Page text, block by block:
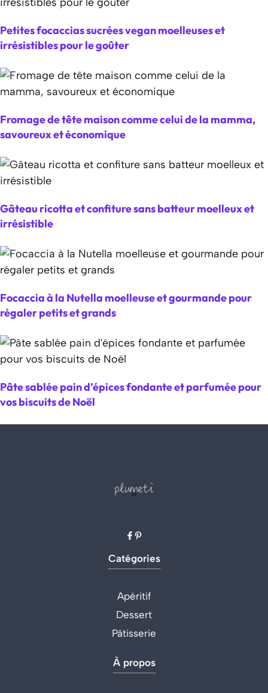
Petites focaccias sucrées vegan moelleuses et
irrésistibles pour le goûter
Fromage de tête maison comme celui de la mamma,
savoureux et économique
Gâteau ricotta et confiture sans batteur moelleux et
irrésistible
Focaccia à la Nutella moelleuse et gourmande pour
régaler petits et grands
Pâte sablée pain d’épices fondante et parfumée pour
vos biscuits de Noël
Catégories
Apéritif
Dessert
Pâtisserie
À propos